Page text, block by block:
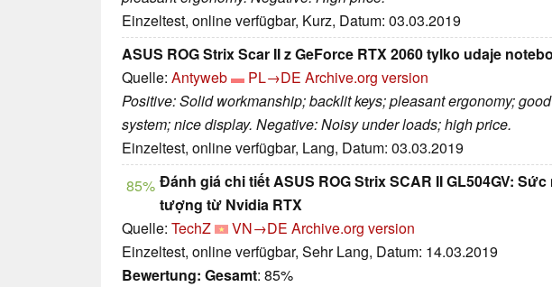
Einzeltest, online verfügbar, Kurz, Datum: 03.03.2019
ASUS ROG Strix Scar II z GeForce RTX 2060 tylko udaje
Quelle: Antyweb PL→DE Archive.org version
Positive: Solid workmanship; backlit keys; pleasant ergonomy;
system; nice display. Negative: Noisy under loads; high price.
Einzeltest, online verfügbar, Lang, Datum: 03.03.2019
85% Đánh giá chi tiết ASUS ROG Strix SCAR II GL504GV: Sức
tượng từ Nvidia RTX
Quelle: TechZ VN→DE Archive.org version
Einzeltest, online verfügbar, Sehr Lang, Datum: 14.03.2019
Bewertung: Gesamt: 85%